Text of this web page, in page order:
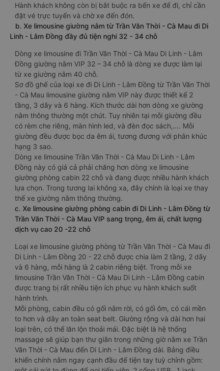
Hành khách không còn bị bắt buộc ra bến xe để đi, chỉ cần
đặt vé trực tuyến và chờ xe đến đón.
b. Xe limousine giường nằm từ Trần Văn Thời - Cà Mau đi Di
Linh - Lâm Đồng đầy đủ tiện nghi 32 - 34 chỗ
Dòng xe limousine đi Trần Văn Thời - Cà Mau Di Linh - Lâm
Đồng giường nằm VIP 32 – 34 chỗ là dòng xe được làm lại
từ xe giường nằm 40 chỗ.
Sơ đồ ghế của loại xe đi Di Linh - Lâm Đồng từ Trần Văn Thời
- Cà Mau limousine giường nằm VIP này được thiết kế 2
tầng, 3 dãy và 6 hàng. Kích thước dài hơn dòng xe giường
nằm thông thường một chút. Tuy nhiên tại mỗi giường đều
có rèm che riêng, màn hình led, và đèn đọc sách,…. Mỗi
giường đều được bọc da êm ái, tương đương với phân khúc
hạng 3 sao.
Dòng xe limousine Trần Văn Thời - Cà Mau Di Linh - Lâm
Đồng này có giá cả phải chăng hơn dòng xe limousine
giường phòng cabin 22 chỗ và đang được nhiều hành khách
lựa chọn. Trong tương lai không xa, đây chính là loại xe thay
thế xe giường nằm thông thường.
c. Xe limousine giường phòng cabin đi Di Linh - Lâm Đồng từ
Trần Văn Thời - Cà Mau VIP sang trọng, êm ái, chất lượng
dịch vụ cao 20 -22 chỗ
Loại xe limousine giường phòng từ Trần Văn Thời - Cà Mau đi
Di Linh - Lâm Đồng 20 - 22 chỗ được chia làm 2 tầng, 2 dãy
và 6 hàng, mỗi hàng là 2 cabin riêng biệt. Trong mỗi xe
limousine Trần Văn Thời - Cà Mau Di Linh - Lâm Đồng cabin
được trang bị rất nhiều tiện ích phục vụ hành khách suốt
hành trình.
Mỗi phòng, cabin đều có gối nằm rời, có gối ôm, có cái mền
to hơn và dây an toàn seat belt. Giường rộng và dài hơn hai
loại trên, có thể lăn lộn thoải mái. Đặc biệt là hệ thống
massage sẽ giúp bạn thư giãn trong những giờ nằm xe Trần
Văn Thời - Cà Mau đến Di Linh - Lâm Đồng dài. Bảng điều
khiển chính nằm ngay cạnh đầu để tiện tay tuỳ chỉnh gồm: